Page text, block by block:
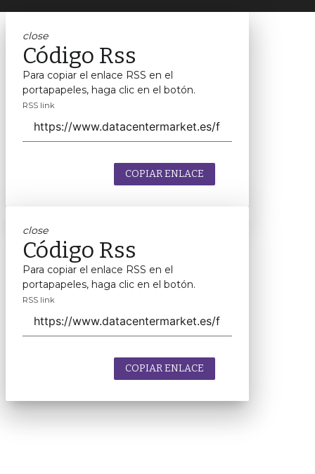
close
Código Rss
Para copiar el enlace RSS en el
portapapeles, haga clic en el botón.
RSS link
COPIAR ENLACE
close
Código Rss
Para copiar el enlace RSS en el
portapapeles, haga clic en el botón.
RSS link
COPIAR ENLACE